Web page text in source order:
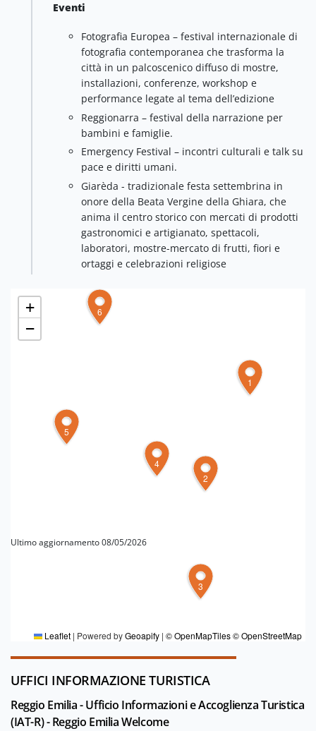
Eventi
Fotografia Europea – festival internazionale di
fotografia contemporanea che trasforma la
città in un palcoscenico diffuso di mostre,
installazioni, conferenze, workshop e
performance legate al tema dell’edizione
Reggionarra – festival della narrazione per
bambini e famiglie.
Emergency Festival – incontri culturali e talk su
pace e diritti umani.
Giarèda - tradizionale festa settembrina in
onore della Beata Vergine della Ghiara, che
anima il centro storico con mercati di prodotti
gastronomici e artigianato, spettacoli,
laboratori, mostre-mercato di frutti, fiori e
ortaggi e celebrazioni religiose
1
2
3
4
5
6
+
−
Leaflet | Powered byGeoapify | © OpenMapTiles© OpenStreetMap
Ultimo aggiornamento 08/05/2026
PER MAGGIORI INFORMAZIONI
UFFICI INFORMAZIONE TURISTICA
Reggio Emilia - Ufficio Informazioni e Accoglienza Turistica
(IAT-R) - Reggio Emilia Welcome